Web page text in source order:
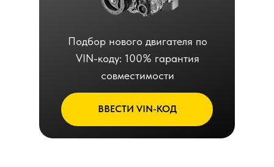
ВВЕСТИ VIN-КОД
Подбор нового двигателя по
VIN-коду: 100% гарантия
совместимости